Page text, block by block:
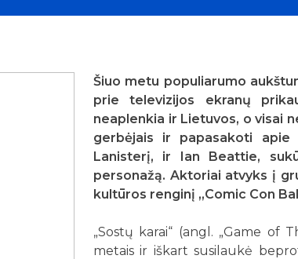
Šiuo metu populiarumo
prie televizijos ekranų
neaplenkia ir Lietuvos, o visai
gerbėjais ir papasakoti apie
Lanisterį, ir Ian Beattie,
personažą. Aktoriai atvyks į
kultūros renginį „Comic Con
„Sostų karai“ (angl. „Game of
metais ir iškart susilaukė